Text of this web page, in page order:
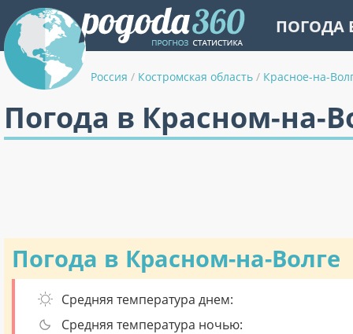
ПОГОДА
Россия / Костромская область / Красное-на-
Погода в Красном-на-
Погода в Красном-на-Волге
Средняя температура днем:
Средняя температура ночью: